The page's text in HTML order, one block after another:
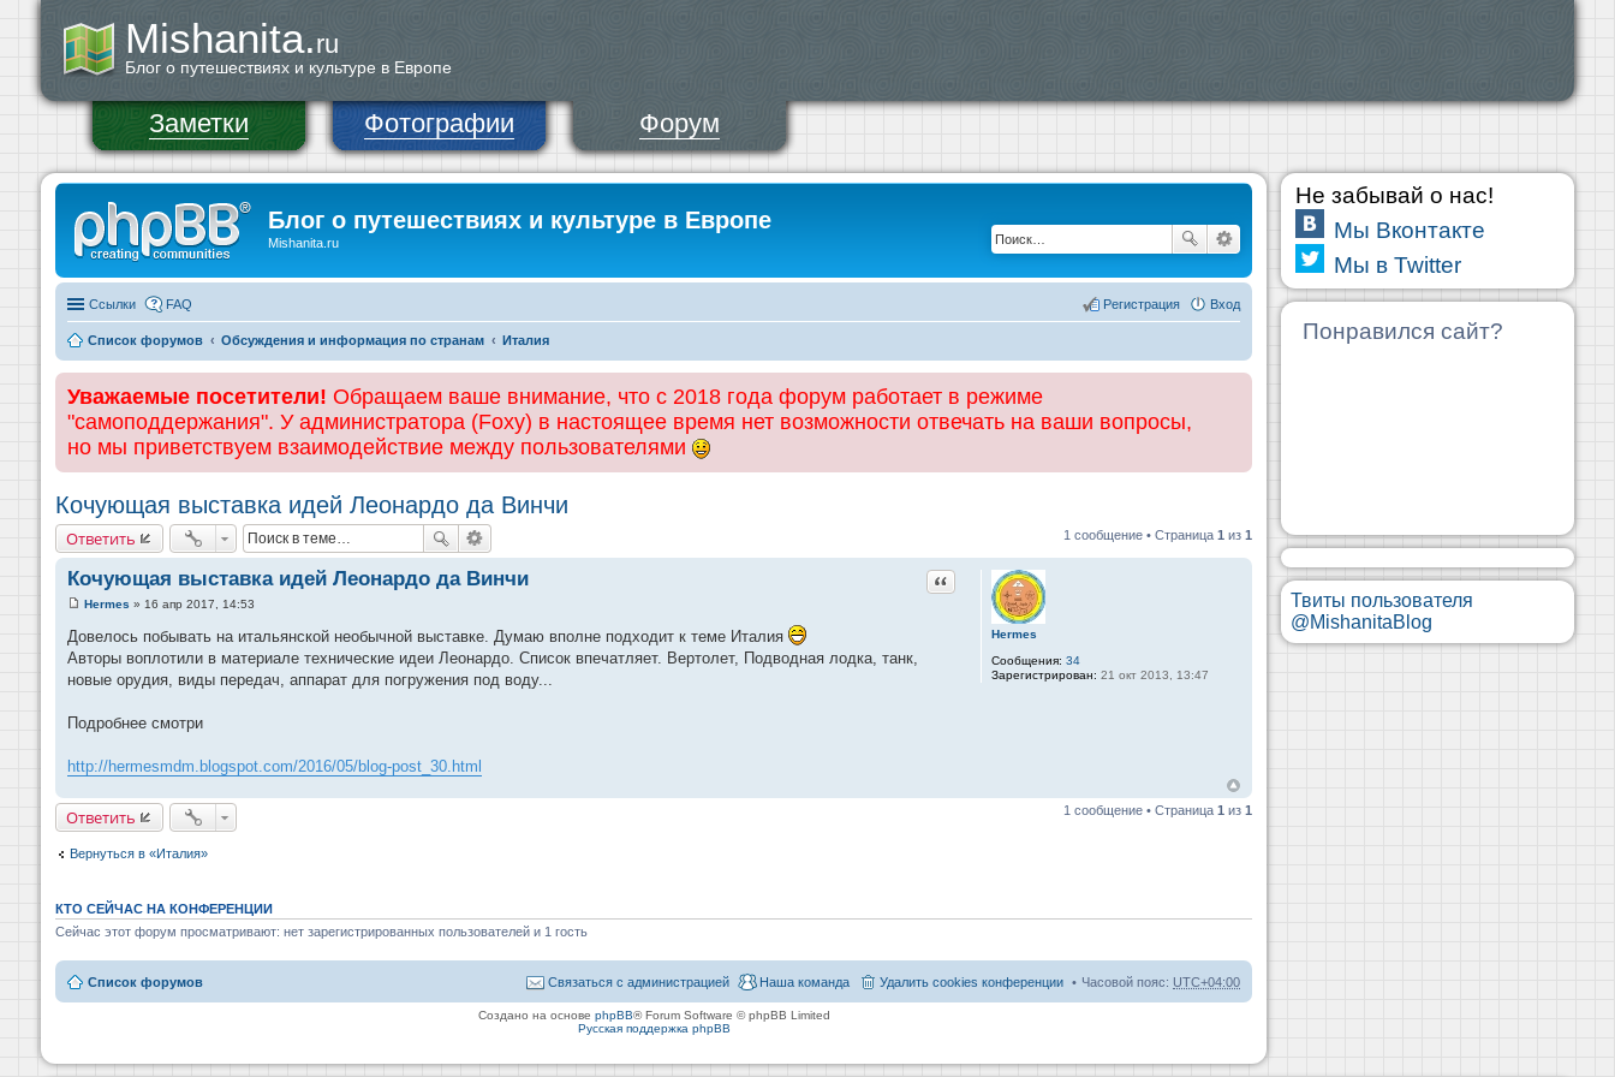
Mishanita.ru
Блог о путешествиях и культуре в Европе
Заметки Фотографии Форум
Блог о путешествиях и культуре в Европе
Mishanita.ru
Ссылки FAQ Вход
Регистрация
Список форумов Обсуждения и информация по странам Италия
Уважаемые посетители! Обращаем ваше внимание, что с 2018 года форум работает в режиме
"самоподдержания". У администратора (Foxy) в настоящее время нет возможности отвечать на ваши вопросы,
но мы приветствуем взаимодействие между пользователями
Кочующая выставка идей Леонардо да Винчи
Ответить 1 сообщение • Страница 1 из 1
Hermes
Сообщения: 34
Зарегистрирован: 21 окт 2013, 13:47
Кочующая выставка идей Леонардо да Винчи Цитата
о
б
е
е
Hermes » 16 апр 2017, 14:53
Довелось побывать на итальянской необычной выставке. Думаю вполне подходит к теме Италия
Авторы воплотили в материале технические идеи Леонардо. Список впечатляет. Вертолет, Подводная лодка, танк,
новые орудия, виды передач, аппарат для погружения под воду...
Подробнее смотри
http://hermesmdm.blogspot.com/2016/05/blog-post_30.html
Ответить 1 сообщение • Страница 1 из 1
Вернуться в «Италия»
КТО СЕЙЧАС НА КОНФЕРЕНЦИИ
Сейчас этот форум просматривают: нет зарегистрированных пользователей и 1 гость
Список форумов Часовой пояс: UTC+04:00
Удалить cookies конференции
Наша команда
Связаться с администрацией
Создано на основе phpBB® Forum Software © phpBB Limited
Русская поддержка phpBB
Не забывай о нас!
Мы Вконтакте
Мы в Twitter
Понравился сайт?
Твиты пользователя
@MishanitaBlog